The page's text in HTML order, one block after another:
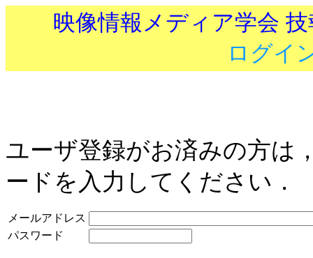
映像情報メディア学会
ログイ
ユーザ登録がお済みの方は
ードを入力してください．
メールアドレス
パスワード